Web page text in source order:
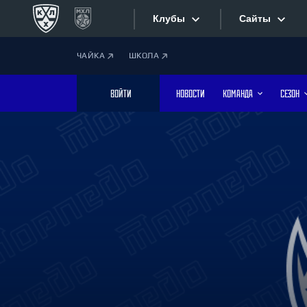
Клубы
Дивизион Боброва
Лада
Сайты
Фотобанк
ЧАЙКА ШКОЛА
ВОЙТИ НОВОСТИ КОМАНДА СЕЗОН